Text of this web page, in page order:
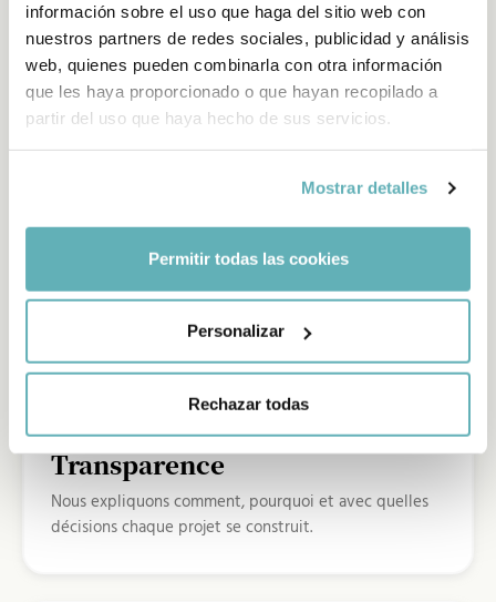
información sobre el uso que haga del sitio web con
nuestros partners de redes sociales, publicidad y análisis
web, quienes pueden combinarla con otra información
que les haya proporcionado o que hayan recopilado a
partir del uso que haya hecho de sus servicios.
Mostrar detalles
Permitir todas las cookies
Personalizar
Rechazar todas
Pour nous, la technologie a du sens quand elle est bien
pensée, bien exécutée et bien maintenue. L'IA,
l'automatisation et les données ne remplacent pas le
savoir-faire, elles l'amplifient.
Indépendance
Nous choisissons la technologie et l'architecture sans
alliances qui conditionnent la décision.
Transparence
Nous expliquons comment, pourquoi et avec quelles
décisions chaque projet se construit.